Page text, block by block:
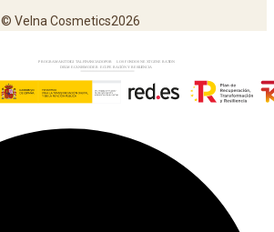
© Velna Cosmetics2026